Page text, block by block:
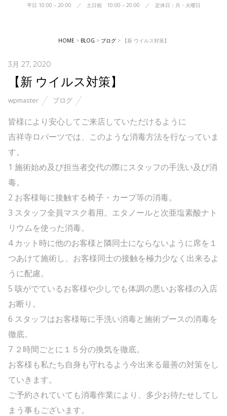
平日 10:00 – 20:00 ／ 土日祝 10:00 – 20:00 ／ 定休日：月・火曜日
HOME > BLOG > ブログ> 【新 ウイルス対策】
3月 27, 2020
【新 ウイルス対策】
wpmaster ブログ
皆様により安心してご来店していただけるように
吉祥寺ロバーツでは、このような消毒方法を行なっていま
す。
1 施術始め及び担当者交代の際にスタッフの手洗い及び消
毒。
2 お客様毎に接触する椅子・カープ等の消毒。
3 スタッフ全員マスク着用。エタノールと次亜塩素酸ナト
リウムを使った消毒。
4 カット時に他のお客様と隣同士にならないように席を１
つあけて施術し、お客様同士の接触を極力少なく出来るよ
うに配慮。
5 咳がでているお客様や少しでも体調の悪いお客様の入店
お断り。
6 スタッフはお客様毎に手洗い消毒と施術ブースの消毒を
徹底。
7 ２時間ごとに１５分の換気を徹底。
お客様も私たち自身も守れるよう今出来る最善の対策をし
ていきます。
ご予約されていても消毒作業により、多少お待たせしてし
まう事もございます。